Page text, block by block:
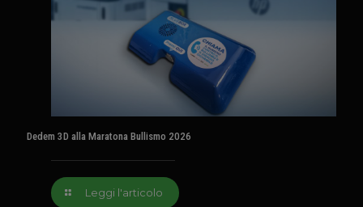
Dedem 3D alla Maratona Bullismo 2026
Leggi l'articolo